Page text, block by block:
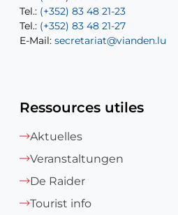
Tel.: (+352) 83 48 21-23
Tel.: (+352) 83 48 21-27
E-Mail: secretariat@vianden.lu
Tel.: (+352) 83 48 21-22
E-Mail:sofia.carvalho@vianden.lu
E-Mail: diane.storn@vianden.lu
Ressources utiles
Aktuelles
Veranstaltungen
De Raider
Tourist info